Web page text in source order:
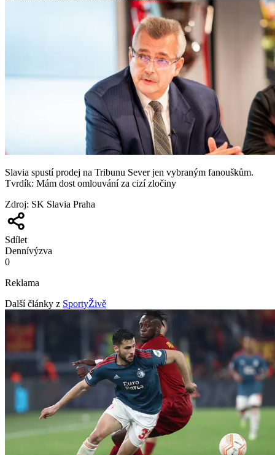
Slavia spustí prodej na Tribunu Sever jen vybraným fanouškům.
Tvrdík: Mám dost omlouvání za cizí zločiny
Zdroj: SK Slavia Praha
Sdílet
Dennívýzva
0
Reklama
Další články z SportyŽivě